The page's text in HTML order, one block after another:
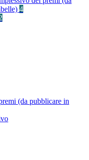
4
(da pubblicare in